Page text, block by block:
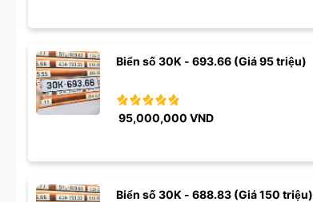
Biển số 30K - 693.66 (Giá 95 triệu)
95,000,000 VND
Biển số 30K - 688.83 (Giá 150 triệu)